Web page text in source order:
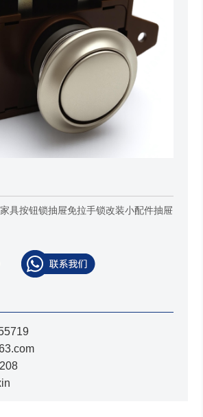
具按钮锁抽屉免拉手锁改装小配件抽屉